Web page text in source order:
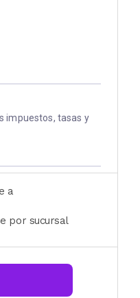
impuestos, tasas y
a
por sucursal